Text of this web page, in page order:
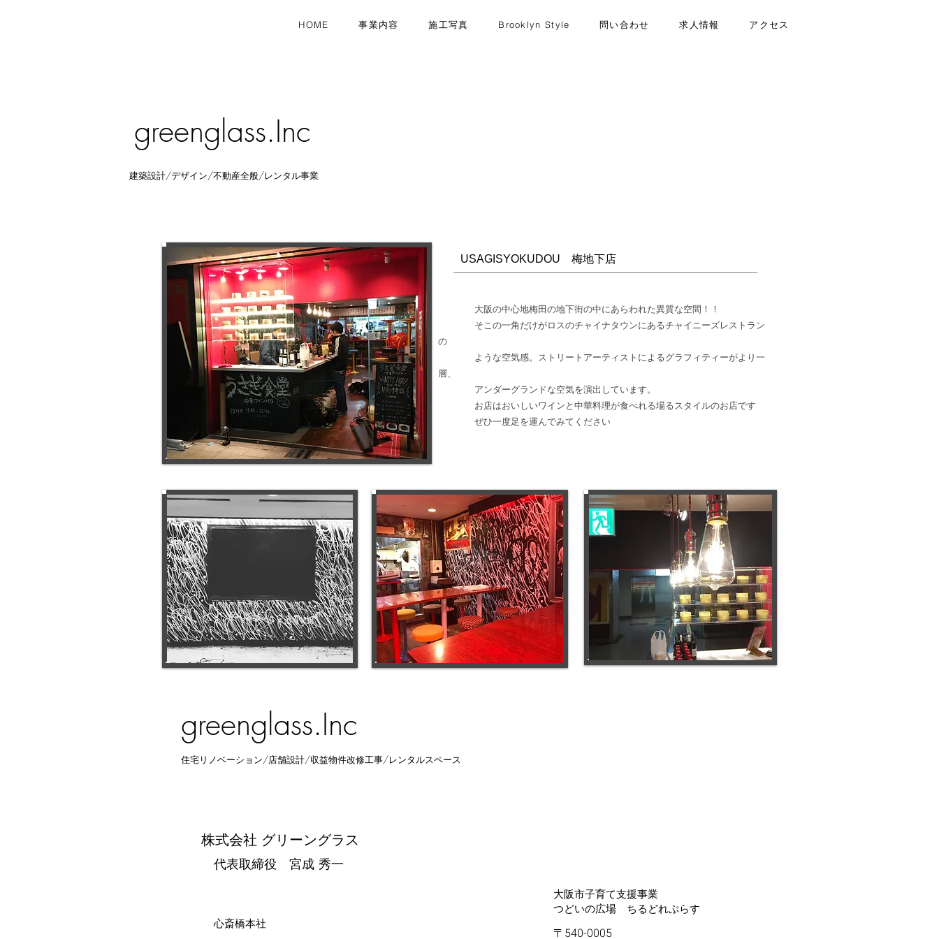
HOME 事業内容 施工写真 Brooklyn Style 問い合わせ 求人情報 アクセス
greenglass.Inc
建築設計/デザイン/不動産全般/レンタル事業
USAGISYOKUDOU 梅地下店
大阪の中心地梅田の地下街の中にあらわれた異質な空間！！
そこの一角だけがロスのチャイナタウンにあるチャイニーズレストラン
の
ような空気感。ストリートアーティストによるグラフィティーがより一
層、
アンダーグランドな空気を演出しています。
お店はおいしいワインと中華料理が食べれる場るスタイルのお店です
ぜひ一度足を運んでみてください
greenglass.Inc
住宅リノベーション/店舗設計/収益物件改修工事/レンタルスペース
株式会社 グリーングラス
代表取締役 宮成 秀一
​大阪市子育て支援事業
​つどいの広場 ちるどれぷらす
​心斎橋本社
〒540-0005